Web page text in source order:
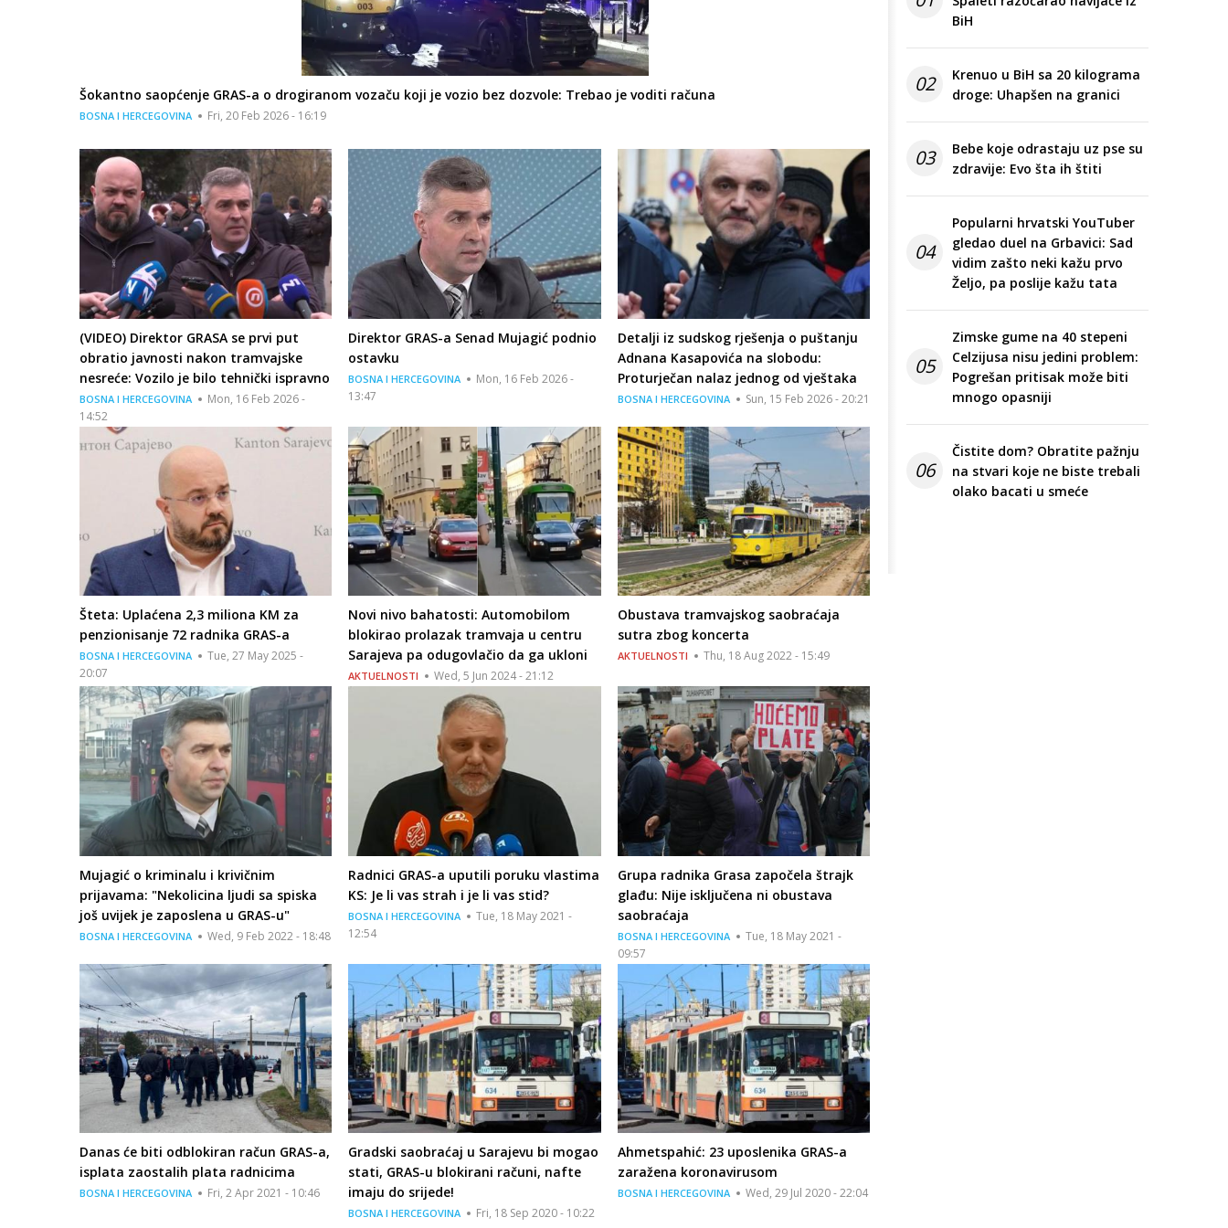
Šokantno saopćenje GRAS-a o drogiranom vozaču koji je vozio bez dozvole: Trebao je voditi računa
BOSNA I HERCEGOVINA Fri, 20 Feb 2026 - 16:19
(VIDEO) Direktor GRASA se prvi put
obratio javnosti nakon tramvajske
nesreće: Vozilo je bilo tehnički ispravno
BOSNA I HERCEGOVINA
Mon, 16 Feb 2026 -
14:52
Direktor GRAS-a Senad Mujagić podnio
ostavku
BOSNA I HERCEGOVINA
Mon, 16 Feb 2026 -
13:47
Detalji iz sudskog rješenja o puštanju
Adnana Kasapovića na slobodu:
Proturječan nalaz jednog od vještaka
BOSNA I HERCEGOVINA Sun, 15 Feb 2026 - 20:21
Šteta: Uplaćena 2,3 miliona KM za
penzionisanje 72 radnika GRAS-a
BOSNA I HERCEGOVINA
Tue, 27 May 2025 -
20:07
Novi nivo bahatosti: Automobilom
blokirao prolazak tramvaja u centru
Sarajeva pa odugovlačio da ga ukloni
AKTUELNOSTI Wed, 5 Jun 2024 - 21:12
Obustava tramvajskog saobraćaja
sutra zbog koncerta
AKTUELNOSTI Thu, 18 Aug 2022 - 15:49
Mujagić o kriminalu i krivičnim
prijavama: "Nekolicina ljudi sa spiska
još uvijek je zaposlena u GRAS-u"
BOSNA I HERCEGOVINA Wed, 9 Feb 2022 - 18:48
Radnici GRAS-a uputili poruku vlastima
KS: Je li vas strah i je li vas stid?
BOSNA I HERCEGOVINA
Tue, 18 May 2021 -
12:54
Grupa radnika Grasa započela štrajk
glađu: Nije isključena ni obustava
saobraćaja
BOSNA I HERCEGOVINA
Tue, 18 May 2021 -
09:57
Danas će biti odblokiran račun GRAS-a,
isplata zaostalih plata radnicima
BOSNA I HERCEGOVINA Fri, 2 Apr 2021 - 10:46
Gradski saobraćaj u Sarajevu bi mogao
stati, GRAS-u blokirani računi, nafte
imaju do srijede!
BOSNA I HERCEGOVINA Fri, 18 Sep 2020 - 10:22
Ahmetspahić: 23 uposlenika GRAS-a
zaražena koronavirusom
BOSNA I HERCEGOVINA Wed, 29 Jul 2020 - 22:04
BiH
02
Krenuo u BiH sa 20 kilograma
droge: Uhapšen na granici
03
Bebe koje odrastaju uz pse su
zdravije: Evo šta ih štiti
04
Popularni hrvatski YouTuber
gledao duel na Grbavici: Sad
vidim zašto neki kažu prvo
Željo, pa poslije kažu tata
05
Zimske gume na 40 stepeni
Celzijusa nisu jedini problem:
Pogrešan pritisak može biti
mnogo opasniji
06
Čistite dom? Obratite pažnju
na stvari koje ne biste trebali
olako bacati u smeće